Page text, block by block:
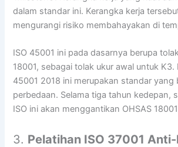
dalam standar ini. Kerangka kerja
mengurangi risiko membahayakan di
ISO 45001 ini pada dasarnya berupa
18001, sebagai tolak ukur awal untuk K3.
45001 2018 ini merupakan standar yang
perbedaan. Selama tiga tahun kedepan,
ISO ini akan menggantikan OHSAS
3. Pelatihan ISO 37001